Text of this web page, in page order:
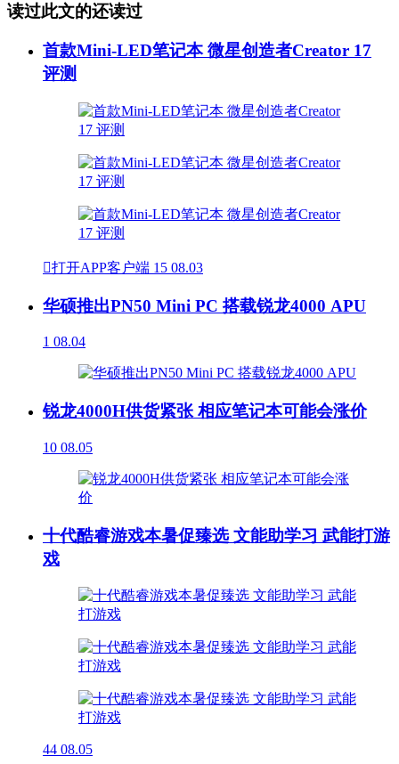
读过此文的还读过
首款Mini-LED笔记本 微星创造者Creator 17
评测
打开APP客户端 15 08.03
华硕推出PN50 Mini PC 搭载锐龙4000 APU
1 08.04
锐龙4000H供货紧张 相应笔记本可能会涨价
10 08.05
十代酷睿游戏本暑促臻选 文能助学习 武能打游
戏
44 08.05